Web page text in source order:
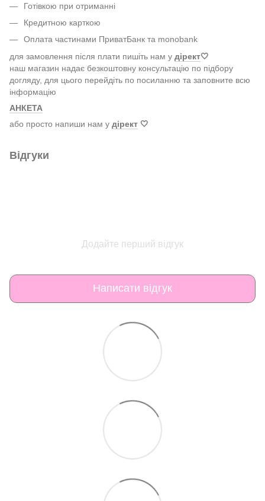
Готівкою при отриманні
Кредитною карткою
Оплата частинами ПриватБанк та monobank
для замовлення після плати пишіть нам у дірект🤍
наш магазин надає безкоштовну консультацію по підбору
догляду, для цього перейдіть по посиланню та заповните всю
інформацію
АНКЕТА
або просто напиши нам у дірект 🤍
Відгуки
Додайте перший відгук
Написати відгук